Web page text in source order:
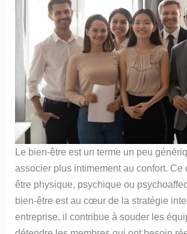
Le bien-être est un terme un peu
associer plus intimement au confort. Ce
être physique, psychique ou
bien-être est au cœur de la stratégie
entreprise, il contribue à souder les